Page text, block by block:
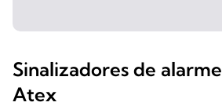
Sinalizadores de alarme
Atex